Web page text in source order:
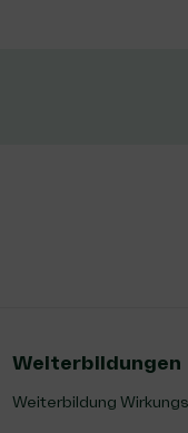
Weiterbildungen
Weiterbildung